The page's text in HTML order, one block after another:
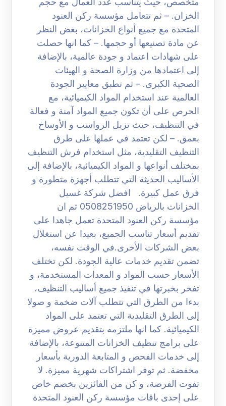
الخزان. – ثم تتعامل مؤسسة ركن العنود
المتحدة مع جميع أنواع الخزانات، بغض النظر
عن مادة تصنيعها أو حجمها. – كما انها حصلت
على شهادات اعتماد و جودة عالمية، بالإضافة
إلى اعتمادها من وزارة الصحة و الهيئات
الصحية الكبرى. – ثم تطبق معايير الجودة
العالمية عند استخدام المواد الكيميائية، مع
الحرص على أن تكون جميع المواد آمنة و فعالة
في التنظيف، حيث تزيل الرواسب و الأوساخ
بعمق. – لكن تعتمد في عملها على طرق
التنظيف التقليدية، مثل استخدام فرش التنظيف
بمختلف أنواعها و المواد الكيميائية، بالإضافة إلى
الأساليب الحديثة التي تتطلب أجهزة متطورة و
فرق عمل كبيرة. افضل شركة غسيل
الخزانات بالرياض 0508251950 ثم ان
مؤسسة ركن العنود المتحدة تعمل جاهدا على
تقديم أسعار تناسب الجميع، بعيدا عن استغلال
بعض الشركات الأخرى.في الوقت نفسه،
تضمن تقديم خدمات عالية الجودة. لكن تختلف
الأسعار حسب المواد و المعدات المستخدمة، و
تفخر بخبرتها في تنفيذ جميع أساليب التنظيف،
بدءا من الطرق التي تتطلب آلات ضخمة و صولا
إلى الطرق التقليدية التي تعتمد على المواد
الكيميائية. كما انها ملتزمه بتقديم عروض مميزة
على برامج تنظيف الخزانات المتنوعة، بالإضافة
إلى خدمات الفحص و المتابعة الدورية بأسعار
مخفضة. ثم توفر اشتراكات شهرية مميزة. لا
تفوت الفرصة، و كن من الفائزين بخصم خاص
على إحدى باقات مؤسسة ركن العنود المتحدة